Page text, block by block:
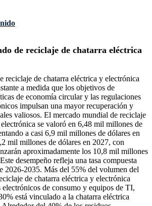
de reciclaje de chatarra eléctrica
reciclaje de chatarra eléctrica y electrónica
a medida que los objetivos de
de economía circular y las regulaciones
impulsan una mayor recuperación y
valiosos. El mercado mundial de reciclaje
se valoró en 6,48 mil millones de
a casi 6,9 mil millones de dólares en
mil millones de dólares en 2027, con
aproximadamente los 10,8 mil millones
desempeño refleja una tasa compuesta
2026-2035. Más del 55% del volumen del
de chatarra eléctrica y electrónica
de consumo y equipos de TI,
está vinculado a la chatarra eléctrica